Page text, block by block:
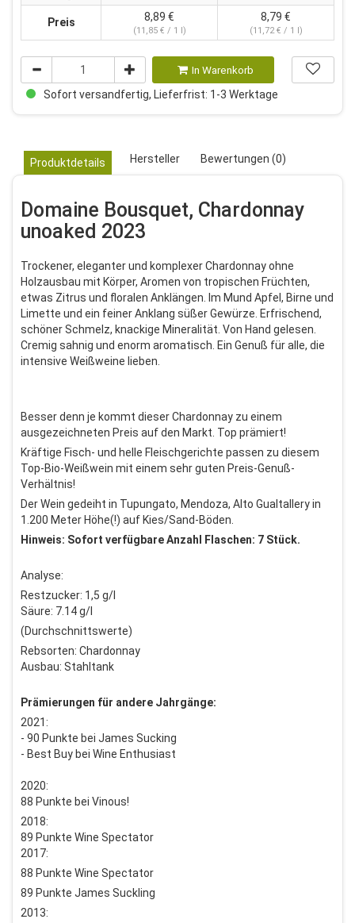
Preis 8,89 €
(11,85 € / 1 l)
8,79 €
(11,72 € / 1 l)
In Warenkorb
Sofort versandfertig, Lieferfrist: 1-3 Werktage
Produktdetails Hersteller Bewertungen (0)
Domaine Bousquet, Chardonnay
unoaked 2023
Trockener, eleganter und komplexer Chardonnay ohne
Holzausbau mit Körper, Aromen von tropischen Früchten,
etwas Zitrus und floralen Anklängen. Im Mund Apfel, Birne und
Limette und ein feiner Anklang süßer Gewürze. Erfrischend,
schöner Schmelz, knackige Mineralität. Von Hand gelesen.
Cremig sahnig und enorm aromatisch. Ein Genuß für alle, die
intensive Weißweine lieben.
Besser denn je kommt dieser Chardonnay zu einem
ausgezeichneten Preis auf den Markt. Top prämiert!
Kräftige Fisch- und helle Fleischgerichte passen zu diesem
Top-Bio-Weißwein mit einem sehr guten Preis-Genuß-
Verhältnis!
Der Wein gedeiht in Tupungato, Mendoza, Alto Gualtallery in
1.200 Meter Höhe(!) auf Kies/Sand-Böden.
Hinweis: Sofort verfügbare Anzahl Flaschen: 7 Stück.
Analyse:
Restzucker: 1,5 g/l
Säure: 7.14 g/l
(Durchschnittswerte)
Rebsorten: Chardonnay
Ausbau: Stahltank
Prämierungen für andere Jahrgänge:
2021:
- 90 Punkte bei James Sucking
- Best Buy bei Wine Enthusiast
2020:
88 Punkte bei Vinous!
2018:
89 Punkte Wine Spectator
2017:
88 Punkte Wine Spectator
89 Punkte James Suckling
2013: